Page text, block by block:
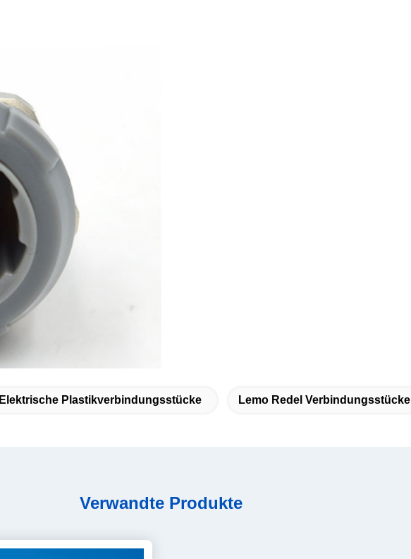
Elektrische Plastikverbindungsstücke Lemo Redel Verbindungsstücke
Verwandte Produkte